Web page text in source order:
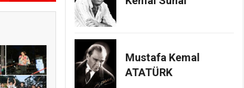
Mustafa Kemal
ATATÜRK